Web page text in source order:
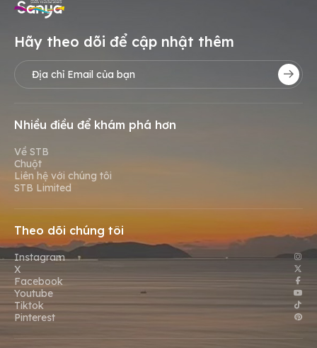
Hãy theo dõi để cập nhật thêm
Nhiều điều để khám phá hơn
Về STB
Chuột
Liên hệ với chúng tôi
STB Limited
Theo dõi chúng tôi
Instagram
X
Facebook
Youtube
Tiktok
Pinterest